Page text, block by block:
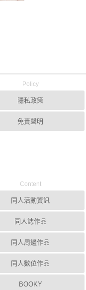
Policy
隱私政策
免責聲明
Content
同人活動資訊
同人誌作品
同人周邊作品
同人數位作品
BOOKY